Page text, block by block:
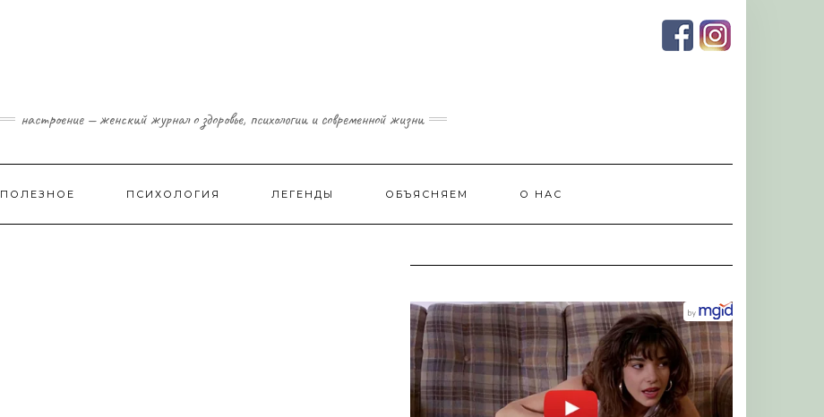
настроение — женский журнал о здоровье, психологии и современной жизни
ПОЛЕЗНОЕ ПСИХОЛОГИЯ ЛЕГЕНДЫ ОБЪЯСНЯЕМ О НАС